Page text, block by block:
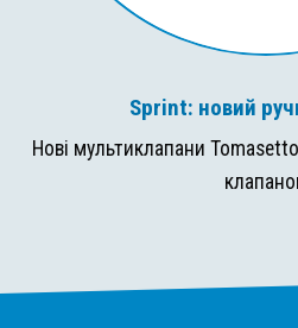
Sprint: новий
Нові мультиклапани